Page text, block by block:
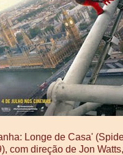
Longe de Casa'
com direção de Jon